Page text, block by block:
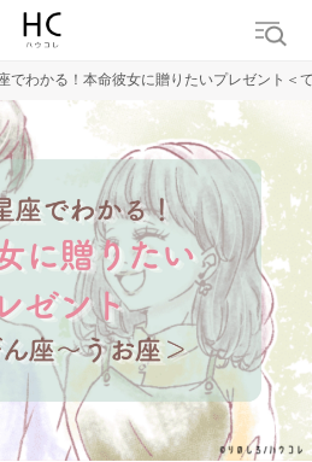
でわかる！本命彼女に贈りたいプレゼント＜